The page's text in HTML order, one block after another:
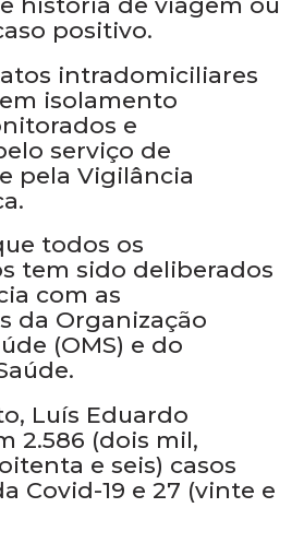
positivo.
intradomiciliares
isolamento
e
serviço de
pela Vigilância
todos os
tem sido deliberados
com as
da Organização
(OMS) e do
Luís Eduardo
2.586 (dois mil,
e seis) casos
Covid-19 e 27 (vinte e